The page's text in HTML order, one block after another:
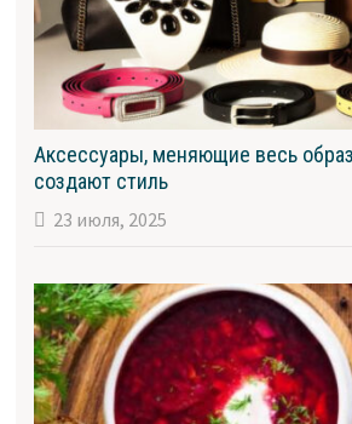
Аксессуары, меняющие весь
создают стиль
23 июля, 2025